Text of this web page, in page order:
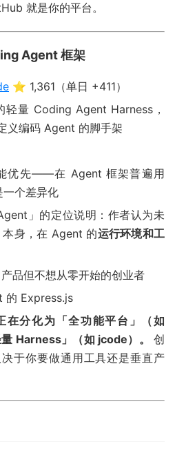
就是你的平台。
Agent 框架
⭐ 1,361（单日 +411）
轻量 Coding Agent Harness，
义编码 Agent 的脚手架
优先——在 Agent 框架普遍用
个差异化
」的定位说明：作者认为未
身，在 Agent 的运行环境和工
品但不想从零开始的创业者
的 Express.js
在分化为「全功能平台」（如
Harness」（如 jcode）。
创
于你要做通用工具还是垂直产